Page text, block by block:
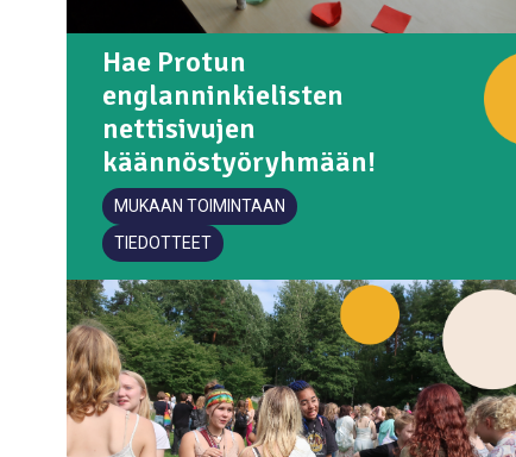
Hae Protun
englanninkielisten
nettisivujen
käännöstyöryhmään!
MUKAAN TOIMINTAAN
TIEDOTTEET